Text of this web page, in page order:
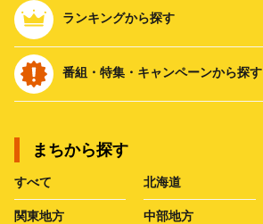
ランキングから探す
番組・特集・キャンペーンから探す
まちから探す
すべて 北海道
関東地方 中部地方